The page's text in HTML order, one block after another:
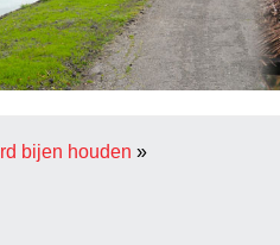
bijen houden »